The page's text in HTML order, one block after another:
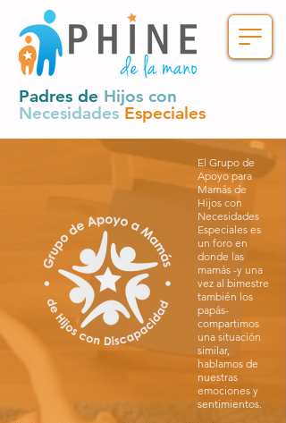
Padres de Hijos con
Necesidades Especiales
El Grupo de
Apoyo para
Mamás de
Hijos con
Necesidades
Especiales es
un foro en
donde las
mamás -y una
vez al bimestre
también los
papás-
compartimos
una situación
similar,
hablamos de
nuestras
emociones y
sentimientos.